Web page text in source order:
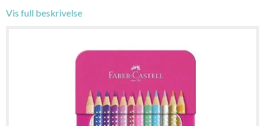
Vis full beskrivelse